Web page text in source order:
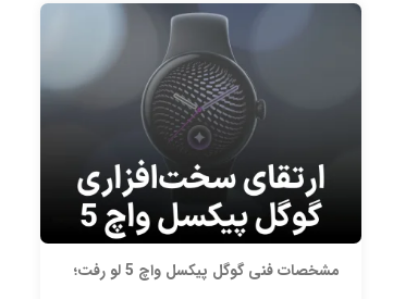
مشخصات فنی گوگل پیکسل واچ 5 لو رفت؛